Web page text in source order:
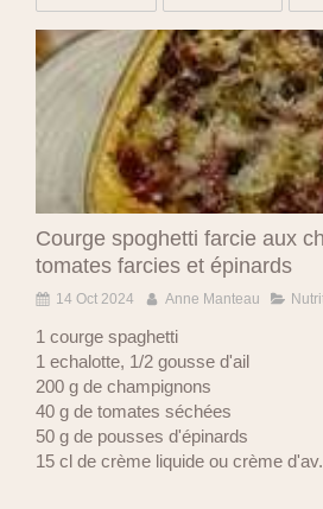
Courge spoghetti farcie aux
tomates farcies et épinards
14 Oct 2024 Anne Manteau
1 courge spaghetti
1 echalotte, 1/2 gousse d'ail
200 g de champignons
40 g de tomates séchées
50 g de pousses d'épinards
15 cl de crème liquide ou crème